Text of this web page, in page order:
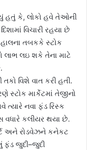
હતું કે, લોકો હવે તેઓની
વિચારી રહયા છે
હાલના તબકકે સ્ટોક
લાભ લઇ શકે તેના માટે
વિશે વાત કરી હતી.
માર્કેટમાં તેજીનો
ત્યારે નવા ફંડ રિસ્ક
કલીયર થયા છે.
અને રોડવેઝને કનેકટ
ફંડ જુદી–જુદી